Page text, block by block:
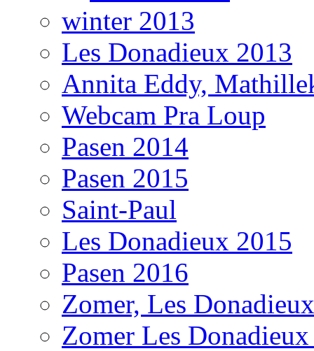
winter 2013
Les Donadieux 2013
Annita Eddy,
Webcam Pra Loup
Pasen 2014
Pasen 2015
Saint-Paul
Les Donadieux 2015
Pasen 2016
Zomer, Les
Zomer Les